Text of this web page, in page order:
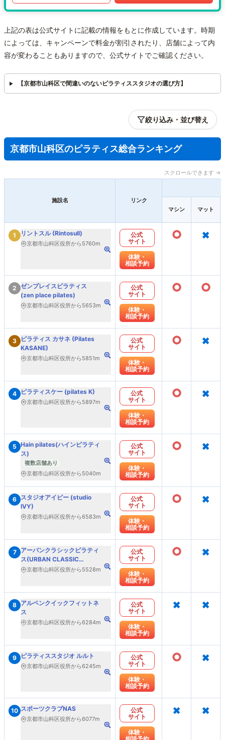
上記の表は公式サイトに記載の情報をもとに作成しています。時期
によっては、キャンペーンで料金が割引されたり、店舗によって内
容が変わることもありますので、公式サイトでご確認ください。
【京都市山科区で間違いのないピラティススタジオの選び方】
絞り込み・並び替え
京都市山科区のピラティス総合ランキング
スクロールできます →
施設名 リンク
マシン マット
1 リントスル (Rintosull)
京都市山科区役所から5760m
公式
サイト
体験・
相談予約
○ ×
2 ゼンプレイスピラティス
(zen place pilates)
京都市山科区役所から5653m
公式
サイト
体験・
相談予約
○ ○
3
ピラティス カサネ (Pilates
KASANE)
京都市山科区役所から5851m
公式
サイト
体験・
相談予約
○ ×
4 ピラティスケー (pilates K)
京都市山科区役所から5897m
公式
サイト
体験・
相談予約
○ ×
5 Hain pilates(ハインピラティ
ス)
複数店舗あり
京都市山科区役所から5040m
公式
サイト
体験・
相談予約
○ ×
6 スタジオアイビー (studio
IVY)
京都市山科区役所から6583m
公式
サイト
体験・
相談予約
○ ×
7
アーバンクラシックピラティ
ス(URBAN CLASSIC
PILATES)
京都市山科区役所から5528m
公式
サイト
体験・
相談予約
○ ×
8 アルペンクイックフィットネ
ス
京都市山科区役所から6284m
公式
サイト
体験・
相談予約
× ×
9 ピラティススタジオ ルルト
京都市山科区役所から6245m
公式
サイト
体験・
相談予約
○ ×
10 スポーツクラブNAS
京都市山科区役所から6077m
公式
サイト
体験・
× ×